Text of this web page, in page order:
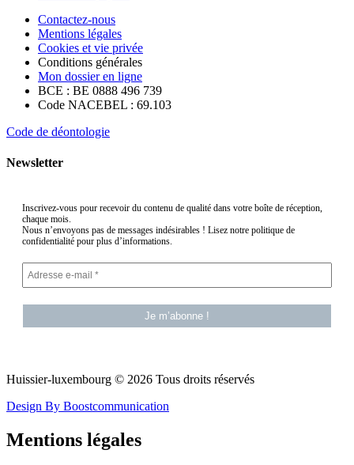
Contactez-nous
Mentions légales
Cookies et vie privée
Conditions générales
Mon dossier en ligne
BCE : BE 0888 496 739
Code NACEBEL : 69.103
Code de déontologie
Newsletter
Inscrivez-vous pour recevoir du contenu de qualité dans votre boîte de réception,
chaque mois.
Nous n’envoyons pas de messages indésirables ! Lisez notre politique de
confidentialité pour plus d’informations.
Huissier-luxembourg © 2026 Tous droits réservés
Design By Boostcommunication
Mentions légales